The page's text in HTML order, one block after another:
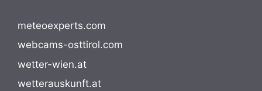
meteoexperts.com
webcams-osttirol.com
wetter-wien.at
wetterauskunft.at